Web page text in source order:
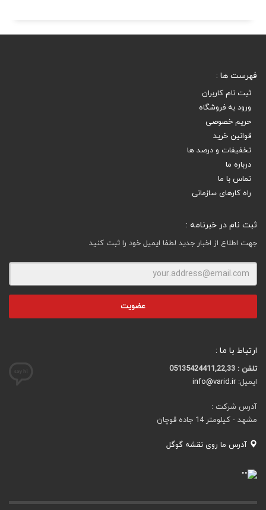
فهرست ها :
ثبت نام کاربران
ورود به فروشگاه
حریم خصوصی
قوانین خرید
تخفیفات و درصد ها
درباره ما
تماس با ما
راه کارهای سازمانی
ثبت نام در خبرنامه :
جهت اطلاع از اخبار جدید لطفا ایمیل خود را ثبت کنید
ارتباط با ما :
تلفن : 05135424411,22,33
ایمیل:info@varid.ir
آدرس شرکت :
مشهد - کیلومتر 14 جاده قوچان
آدرس ما روی نقشه گوگل